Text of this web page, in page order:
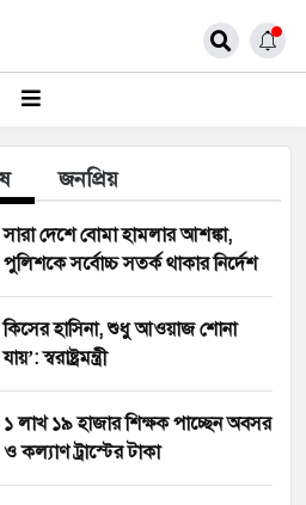
জনপ্রিয়
সারা দেশে বোমা হামলার আশঙ্কা,
পুলিশকে সর্বোচ্চ সতর্ক থাকার নির্দেশ
কিসের হাসিনা, শুধু আওয়াজ শোনা
যায়’: স্বরাষ্ট্রমন্ত্রী
১ লাখ ১৯ হাজার শিক্ষক পাচ্ছেন অবসর
ও কল্যাণ ট্রাস্টের টাকা